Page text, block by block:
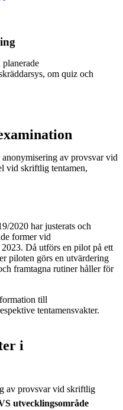
om quiz och
av provsvar vid
vid skriftlig tentamen,
2020 har justerats och
former vid
Då utförs en pilot på ett
piloten görs en utvärdering
framtagna rutiner håller för
till
tentamensvakter.
i
av provsvar vid skriftlig
utvecklingsområde